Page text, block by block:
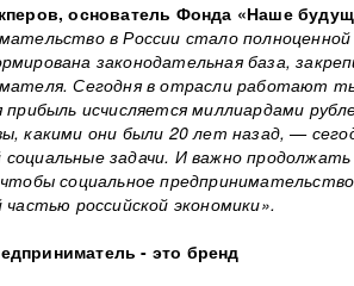
основатель Фонда «Наше
в России стало
законодательная база,
Сегодня в отрасли работают
прибыль исчисляется миллиардами
какими они были 20 лет назад, —
задачи. И важно продолжать
социальное
частью российской экономики».
- это бренд